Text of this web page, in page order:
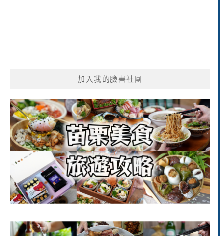
加入我的臉書社團